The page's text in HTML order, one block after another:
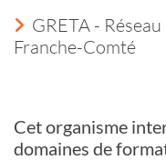
GRETA -
Franche-Comté
Cet organisme
domaines de